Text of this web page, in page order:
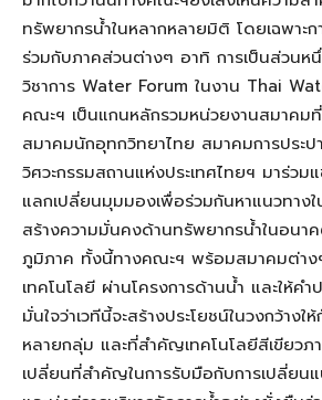
ทรัพยากรน้ำในหลากหลายมิติ โดยเฉพาะ
ร่วมกับภาคส่วนต่างๆ อาทิ การเป็นส่วนห
วิชาการ Water Forum ในงาน Thai
คณะฯ เป็นแกนหลักรวมหน่วยงานสมาคม
สมาคมนักอุทกวิทยาไทย สมาคมการประป
วิศวะกรรมสถานแห่งประเทศไทยฯ มาร่วม
แลกเปลี่ยนมุมมองเพื่อร่วมกันหาแนวทาง
สร้างความมั่นคงด้านทรัพยากรน้ำในอนา
ภูมิภาค ทั้งนี้ทางคณะฯ พร้อมสมาคมต่า
เทคโนโลยี ผ่านโครงการด้านน้ำ และให้คำ
มั่นใจว่าเวทีนี้จะสร้างประโยชน์ในวงกว้างใ
หลายกลุ่ม และที่สำคัญเทคโนโลยีสีเขียวภ
เปลี่ยนที่สำคัญในการรับมือกับการเปลี่ยน